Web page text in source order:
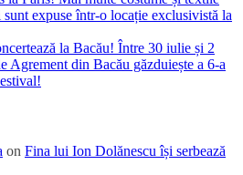
expuse într-o locație exclusivistă la
la Bacău! Între 30 iulie și 2
Agrement din Bacău găzduiește a 6-a
on Fina lui Ion Dolănescu își serbează